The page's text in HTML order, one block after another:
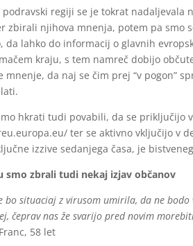
podravski regiji se je tokrat
zbirali njihova mnenja, potem pa smo
da lahko do informacij o glavnih
kraju, s tem namreč dobijo
mnenje, da naj se čim prej “v pogon”
hkrati tudi povabili, da se priključijo
ter se aktivno vključijo v
izzive sedanjega časa, je
smo zbrali tudi nekaj izjav občanov
bo situaciaj z virusom umirila, da ne
čeprav nas že svarijo pred novim
58 let